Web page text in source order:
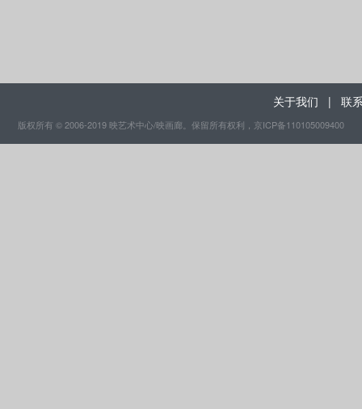
关于我们 | 联
版权所有 © 2006-2019 映艺术中心/映画廊。保留所有权利 ，京ICP备110105009400